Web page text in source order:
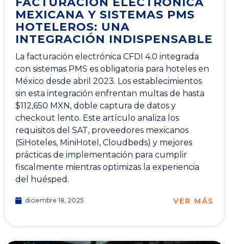
MEXICANA Y SISTEMAS PMS
HOTELEROS: UNA
INTEGRACIÓN INDISPENSABLE
La facturación electrónica CFDI 4.0 integrada
con sistemas PMS es obligatoria para hoteles en
México desde abril 2023. Los establecimientos
sin esta integración enfrentan multas de hasta
$112,650 MXN, doble captura de datos y
checkout lento. Este artículo analiza los
requisitos del SAT, proveedores mexicanos
(SiHoteles, MiniHotel, Cloudbeds) y mejores
prácticas de implementación para cumplir
fiscalmente mientras optimizas la experiencia
del huésped.
diciembre 18, 2025 VER MÁS